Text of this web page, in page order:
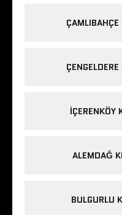
IÇERENKÖY
ALEMDAĞ
BULGURLU